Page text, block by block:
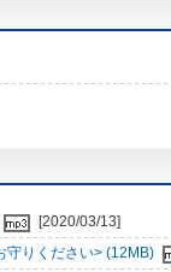
[2020/03/13]
守りください> (12MB)